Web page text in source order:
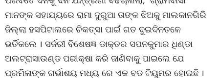
ମାନଙ୍କ ସହାଯ୍ୟରେ ରାମା ଦୁରୁଆ ତାଙ୍କ ଝିଅକୁ ମାଲକାନଗିରି
ଜିଲ୍ଲା ହସପିଟାଲରେ ଚିକତ୍ସା ପାଇଁ ଗତ ଦୁଇଦିନତଳେ
ଭର୍ତିକଲେ । ସର୍ଜରୀ ବିଶେଷଜ୍ଞ ଡାକ୍ତର ସପନକୁମାର ଧିଣ୍ଡା
ଅଲଟ୍ରାସାଉଣ୍ଡ ପରୀକ୍ଷା କରି ଜାଣିବାକୁ ପାଇଲେ ଯେ
ପ୍ରମିଳାଙ୍କ ଗର୍ଭାଶୟ ମଧ୍ୟ ରେ ଏକ ବଡ ଟିୟୁମର ହୋଇଛି ।